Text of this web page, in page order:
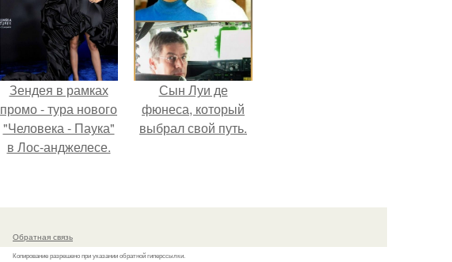
Зендея в рамках
промо - тура нового
"Человека - Паука"
в Лос-анджелесе.
Сын Луи де
фюнеса, который
выбрал свой путь.
Обратная связь
Копирование разрешено при указании обратной гиперссылки.